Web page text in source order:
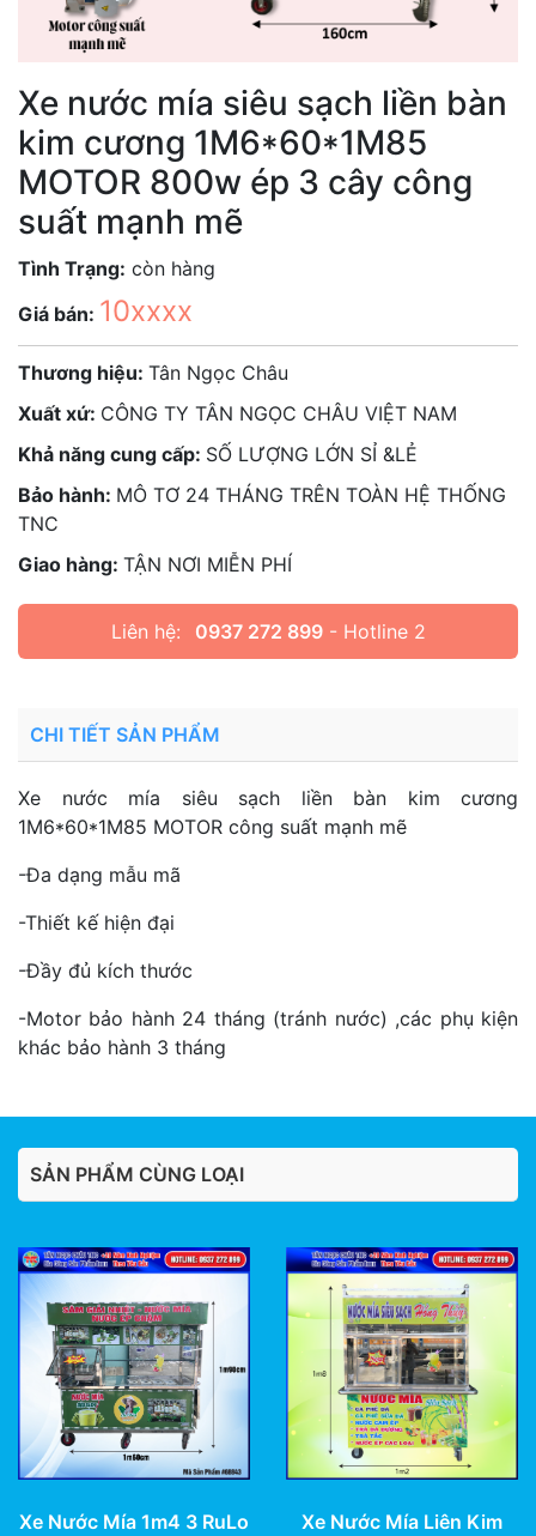
Xe nước mía siêu sạch liền bàn
kim cương 1M6*60*1M85
MOTOR 800w ép 3 cây công
suất mạnh mẽ
Tình Trạng: còn hàng
Giá bán: 10xxxx
Thương hiệu: Tân Ngọc Châu
Xuất xứ: CÔNG TY TÂN NGỌC CHÂU VIỆT NAM
Khả năng cung cấp: SỐ LƯỢNG LỚN SỈ &LẺ
Bảo hành: MÔ TƠ 24 THÁNG TRÊN TOÀN HỆ THỐNG
TNC
Giao hàng: TẬN NƠI MIỄN PHÍ
Liên hệ: 0937 272 899- Hotline 2
CHI TIẾT SẢN PHẨM
Xe nước mía siêu sạch liền bàn kim cương
1M6*60*1M85 MOTOR công suất mạnh mẽ
-Đa dạng mẫu mã
-Thiết kế hiện đại
-Đầy đủ kích thước
-Motor bảo hành 24 tháng (tránh nước) ,các phụ kiện
khác bảo hành 3 tháng
SẢN PHẨM CÙNG LOẠI
Xe Nước Mía 1m4 3 RuLo
Xe Nước Mía Liên Kim